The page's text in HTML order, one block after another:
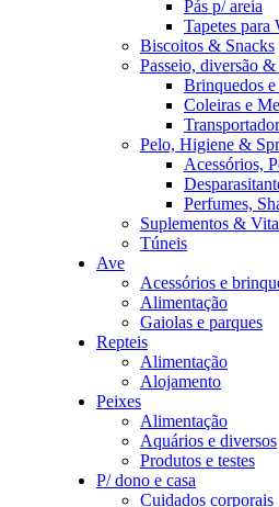
Pás p/ areia
Tapetes para
Biscoitos & Snacks
Passeio, diversão
Brinquedos
Coleiras e
Pelo, Higiene &
Acessórios,
Perfumes,
Suplementos &
Túneis
Ave
Acessórios e
Alimentação
Gaiolas e parques
Repteis
Alimentação
Alojamento
Peixes
Alimentação
Aquários e diversos
Produtos e testes
P/ dono e casa
Cuidados corporais